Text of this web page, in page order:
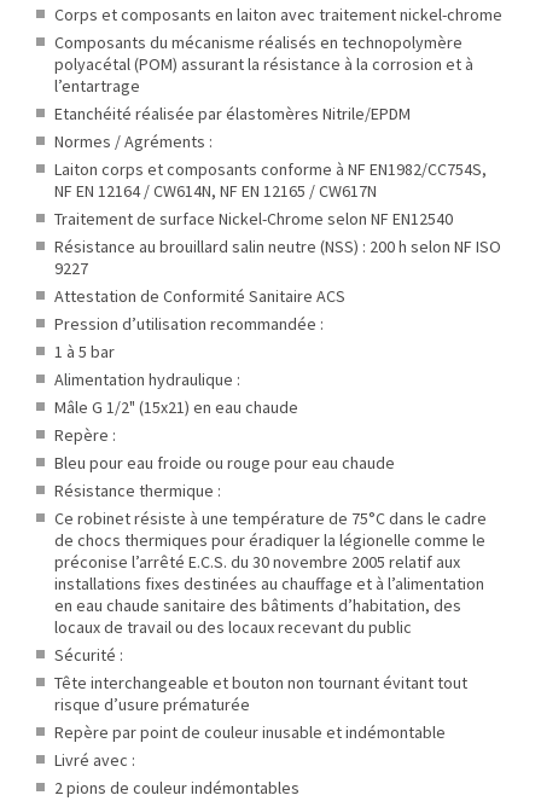
Corps et composants en laiton avec traitement nickel-chrome
Composants du mécanisme réalisés en technopolymère
polyacétal (POM) assurant la résistance à la corrosion et à
l’entartrage
Etanchéité réalisée par élastomères Nitrile/EPDM
Normes / Agréments :
Laiton corps et composants conforme à NF EN1982/CC754S,
NF EN 12164 / CW614N, NF EN 12165 / CW617N
Traitement de surface Nickel-Chrome selon NF EN12540
Résistance au brouillard salin neutre (NSS) : 200 h selon NF ISO
9227
Attestation de Conformité Sanitaire ACS
Pression d’utilisation recommandée :
1 à 5 bar
Alimentation hydraulique :
Mâle G 1/2" (15x21) en eau chaude
Repère :
Bleu pour eau froide ou rouge pour eau chaude
Résistance thermique :
Ce robinet résiste à une température de 75°C dans le cadre
de chocs thermiques pour éradiquer la légionelle comme le
préconise l’arrêté E.C.S. du 30 novembre 2005 relatif aux
installations fixes destinées au chauffage et à l’alimentation
en eau chaude sanitaire des bâtiments d’habitation, des
locaux de travail ou des locaux recevant du public
Sécurité :
Tête interchangeable et bouton non tournant évitant tout
risque d’usure prématurée
Repère par point de couleur inusable et indémontable
Livré avec :
2 pions de couleur indémontables